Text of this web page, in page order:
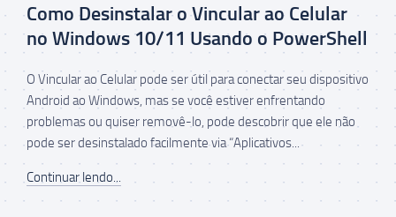
Como Desinstalar o Vincular ao Celular
no Windows 10/11 Usando o PowerShell
O Vincular ao Celular pode ser útil para conectar seu dispositivo
Android ao Windows, mas se você estiver enfrentando
problemas ou quiser removê-lo, pode descobrir que ele não
pode ser desinstalado facilmente via “Aplicativos...
Continuar lendo...